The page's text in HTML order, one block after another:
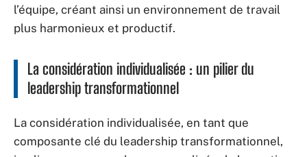
l’équipe, créant ainsi un environnement de travail
plus harmonieux et productif.
La considération individualisée : un pilier du
leadership transformationnel
La considération individualisée, en tant que
composante clé du leadership transformationnel,